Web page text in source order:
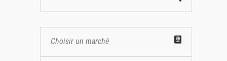
Choisir un marché